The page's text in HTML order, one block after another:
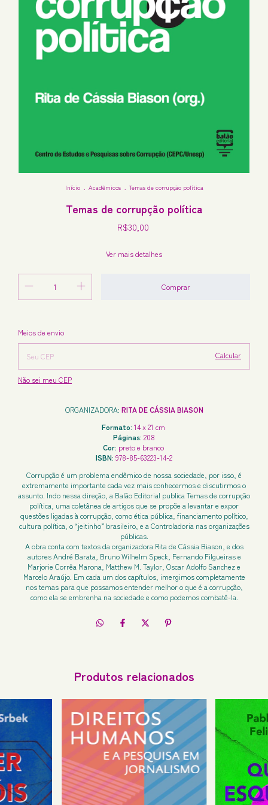
Início Acadêmicos Temas de corrupção política
Temas de corrupção política
R$30,00
Ver mais detalhes
Entregas para o CEP:
Meios de envio
Calcular
Não sei meu CEP
ORGANIZADORA: RITA DE CÁSSIA BIASON
Formato: 14 x 21 cm
Páginas: 208
Cor: preto e branco
ISBN: 978-85-63223-14-2
Corrupção é um problema endêmico de nossa sociedade, por isso, é
extremamente importante cada vez mais conhecermos e discutirmos o
assunto. Indo nessa direção, a Balão Editorial publica Temas de corrupção
política, uma coletânea de artigos que se propõe a levantar e expor
questões ligadas à corrupção, como ética pública, financiamento político,
cultura política, o “jeitinho” brasileiro, e a Controladoria nas organizações
públicas.
A obra conta com textos da organizadora Rita de Cássia Biason, e dos
autores André Barata, Bruno Wilhelm Speck, Fernando Filgueiras e
Marjorie Corrêa Marona, Matthew M. Taylor, Oscar Adolfo Sanchez e
Marcelo Araújo. Em cada um dos capítulos, imergimos completamente
nos temas para que possamos entender melhor o que é a corrupção,
como ela se embrenha na sociedade e como podemos combatê-la.
Produtos relacionados